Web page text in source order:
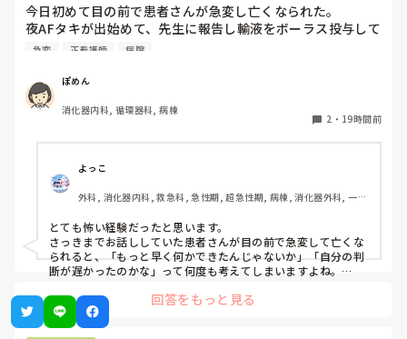
今日初めて目の前で患者さんが急変し亡くなられた。
夜AFタキが出始めて、先生に報告し輸液をボーラス投与して
AF波形のままだったけど徐々にレートも落ち着いたし患者
またレートが上がり出したので先生に電話をかけた途端急に
VT波形に移行した。その後VF波形になって、今の今まで話
してた患者さんが目の前で痙攣して亡くなってしまった。
私の判断が遅かったから？DCが病棟に置いてなくてAEDで対
応したから？と、色々悩んでしまいます。
急変 正看護師 病院
ぽめん
消化器内科, 循環器科, 病棟
2 ・ 19時間前
よっこ
外科, 消化器内科, 救急科, 急性期, 超急性期, 病棟, 消化器外科, 一般
とても怖い経験だったと思います。
さっきまでお話ししていた患者さんが目の前で急変して亡くな
られると、「もっと早く何かできたんじゃないか」「自分の判
断が遅かったのかな」って何度も考えてしまいますよね。
ただ、書かれている経過を見る限り、最初にAFが出た時点で先
生に報告して、その後レートや胸部不快感も落ち着いていたの
であれば、その時点ですぐDCをしなかったことが判断の遅れだ
回答をもっと見る